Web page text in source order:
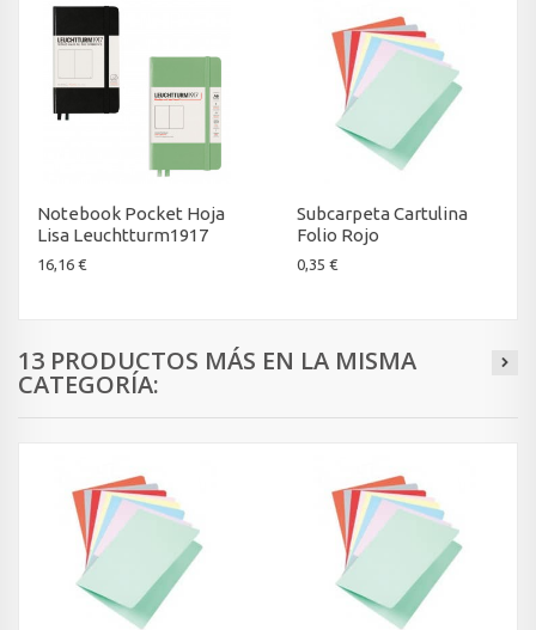
Notebook Pocket Hoja
Lisa Leuchtturm1917
16,16 €
Subcarpeta Cartulina
Folio Rojo
0,35 €
13 PRODUCTOS MÁS EN LA MISMA
CATEGORÍA: